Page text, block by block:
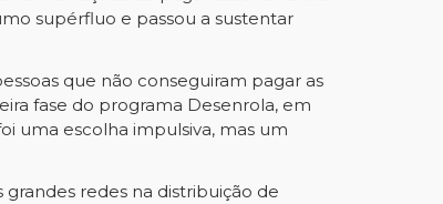
supérfluo e passou a sustentar
que não conseguiram pagar as
fase do programa Desenrola, em
uma escolha impulsiva, mas um
redes na distribuição de